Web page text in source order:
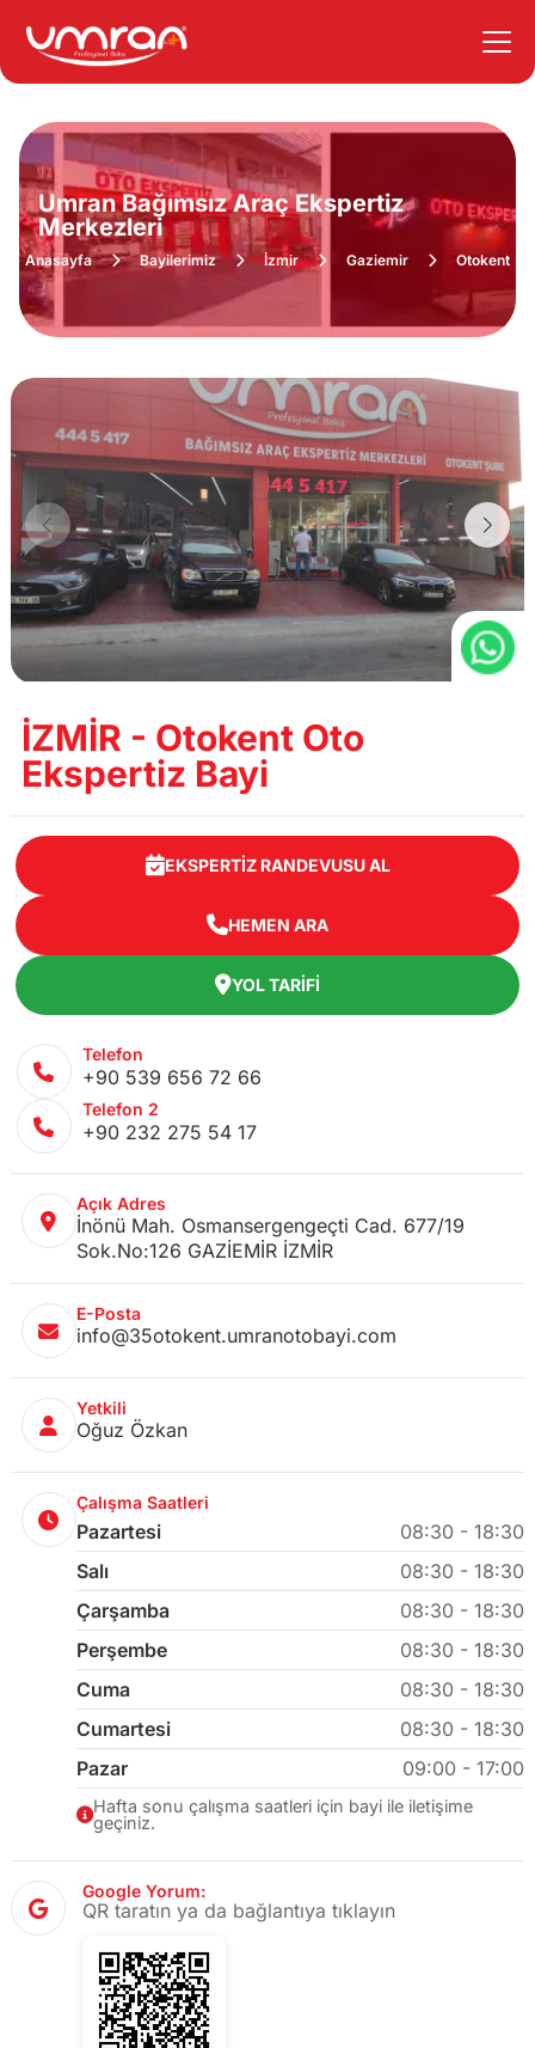
Umran Bağımsız Araç Ekspertiz
Merkezleri
Anasayfa Bayilerimiz İzmir Gaziemir Otokent
İZMİR - Otokent Oto
Ekspertiz Bayi
EKSPERTIZ RANDEVUSU AL
HEMEN ARA
YOL TARIFI
Telefon
+90 539 656 72 66
Telefon 2
+90 232 275 54 17
E-Posta
info@35otokent.umranotobayi.com
Yetkili
Oğuz Özkan
Açık Adres
İnönü Mah. Osmansergengeçti Cad. 677/19
Sok.No:126 GAZİEMİR İZMİR
Çalışma Saatleri
Pazartesi
08:30 - 18:30
Salı
08:30 - 18:30
Çarşamba
08:30 - 18:30
Perşembe
08:30 - 18:30
Cuma
08:30 - 18:30
Cumartesi
08:30 - 18:30
Pazar
09:00 - 17:00
Hafta sonu çalışma saatleri için bayi ile iletişime
geçiniz.
Google Yorum:
QR taratın ya da bağlantıya tıklayın